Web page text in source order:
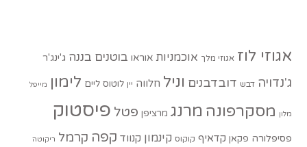
אגוזי לוז אגוזי מלך אוכמניות אוראו בוטנים בננה ג'ינג'ר
ג'נדויה דבש דובדבנים וניל חלווה יין לוטוס ליים לימון מייפל
מלון מסקרפונה מרנג מרציפן פטל פיסטוק
פסיפלורה פקאן קדאיף קוקוס קינמון קנווד קפה קרמל ריקוטה